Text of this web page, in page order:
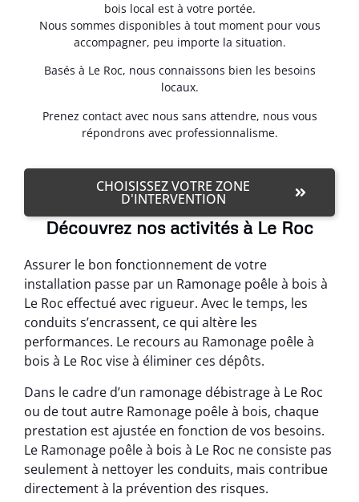
bois local est à votre portée.
Nous sommes disponibles à tout moment pour vous
accompagner, peu importe la situation.
Basés à Le Roc, nous connaissons bien les besoins
locaux.
Prenez contact avec nous sans attendre, nous vous
répondrons avec professionnalisme.
CHOISISSEZ VOTRE ZONE
D'INTERVENTION
Découvrez nos activités à Le Roc
Assurer le bon fonctionnement de votre
installation passe par un Ramonage poêle à bois à
Le Roc effectué avec rigueur. Avec le temps, les
conduits s’encrassent, ce qui altère les
performances. Le recours au Ramonage poêle à
bois à Le Roc vise à éliminer ces dépôts.
Dans le cadre d’un ramonage débistrage à Le Roc
ou de tout autre Ramonage poêle à bois, chaque
prestation est ajustée en fonction de vos besoins.
Le Ramonage poêle à bois à Le Roc ne consiste pas
seulement à nettoyer les conduits, mais contribue
directement à la prévention des risques.